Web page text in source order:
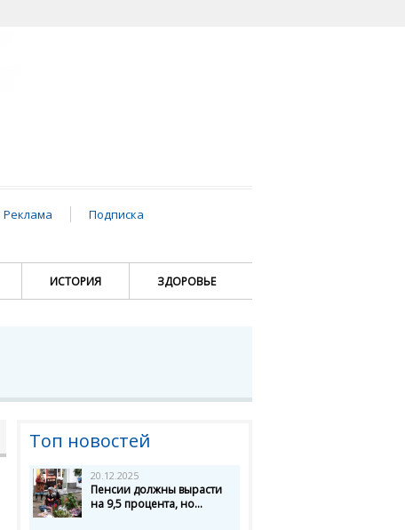
Реклама
Подписка
ИСТОРИЯ ЗДОРОВЬЕ
Топ новостей
20.12.2025
Пенсии должны вырасти
на 9,5 процента, но...